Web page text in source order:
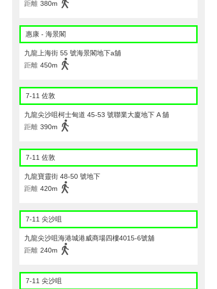
距離 380m
惠康 - 海景閣
九龍上海街 55 號海景閣地下a舖
距離 450m
7-11 佐敦
九龍尖沙咀柯士甸道 45-53 號聯業大廈地下 A 舖
距離 390m
7-11 佐敦
九龍寶靈街 48-50 號地下
距離 420m
7-11 尖沙咀
九龍尖沙咀海港城港威商場四樓4015-6號舖
距離 240m
7-11 尖沙咀